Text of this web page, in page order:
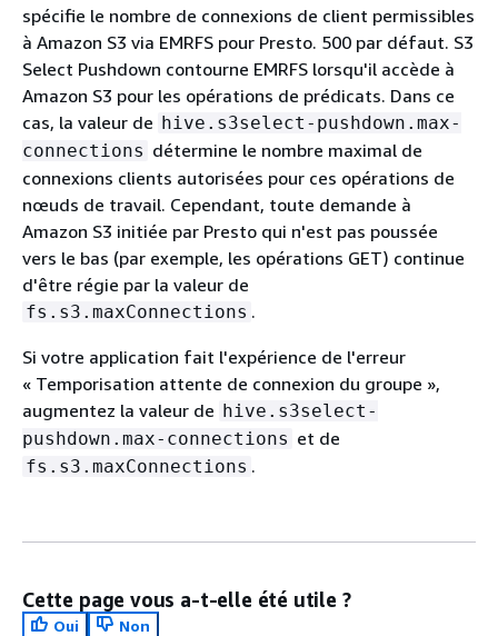
spécifie le nombre de connexions de client permissibles
à Amazon S3 via EMRFS pour Presto. 500 par défaut. S3
Select Pushdown contourne EMRFS lorsqu'il accède à
Amazon S3 pour les opérations de prédicats. Dans ce
cas, la valeur de hive.s3select-pushdown.max-
connections détermine le nombre maximal de
connexions clients autorisées pour ces opérations de
nœuds de travail. Cependant, toute demande à
Amazon S3 initiée par Presto qui n'est pas poussée
vers le bas (par exemple, les opérations GET) continue
d'être régie par la valeur de
fs.s3.maxConnections .
Si votre application fait l'expérience de l'erreur
« Temporisation attente de connexion du groupe »,
augmentez la valeur de hive.s3select-
pushdown.max-connections et de
fs.s3.maxConnections .
Cette page vous a-t-elle été utile ?
Oui
Non